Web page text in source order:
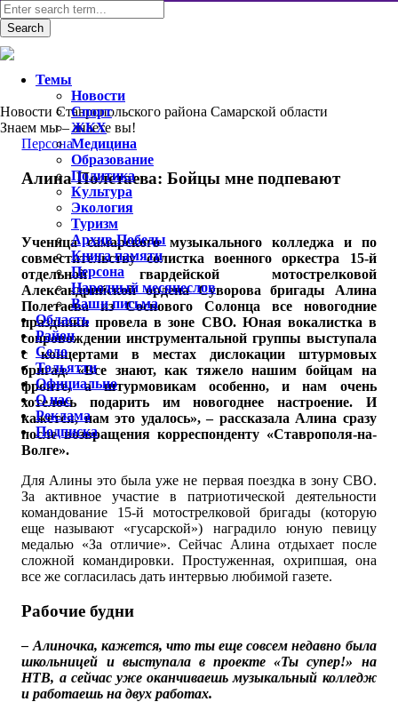
Новости Ставропольского района Самарской области
Знаем мы – знаете вы!
Персона
Алина Полетаева: Бойцы мне подпевают
Ученица самарского музыкального колледжа и по
совместительству солистка военного оркестра 15-й
отдельной гвардейской мотострелковой
Александрийской ордена Суворова бригады Алина
Полетаева из Соснового Солонца все новогодние
праздники провела в зоне СВО. Юная вокалистка в
сопровождении инструментальной группы выступала
с концертами в местах дислокации штурмовых
бригад. «Все знают, как тяжело нашим бойцам на
фронте, а штурмовикам особенно, и нам очень
хотелось подарить им новогоднее настроение. И
кажется, нам это удалось», – рассказала Алина сразу
после возвращения корреспонденту «Ставрополя-на-
Волге».
Для Алины это была уже не первая поездка в зону СВО.
За активное участие в патриотической деятельности
командование 15-й мотострелковой бригады (которую
еще называют «гусарской») наградило юную певицу
медалью «За отличие». Сейчас Алина отдыхает после
сложной командировки. Простуженная, охрипшая, она
все же согласилась дать интервью любимой газете.
Рабочие будни
– Алиночка, кажется, что ты еще совсем недавно была
школьницей и выступала в проекте «Ты супер!» на
НТВ, а сейчас уже оканчиваешь музыкальный колледж
и работаешь на двух работах.
Темы
Новости
Спорт
ЖКХ
Медицина
Образование
Политика
Культура
Экология
Туризм
Архив Победы
Книга памяти
Персона
Народный месяцеслов
Ваши письма
Область
Район
Село
Тольятти
Официально
О нас
Реклама
Подписка